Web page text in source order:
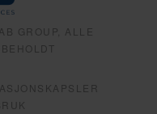
GROUP, ALLE